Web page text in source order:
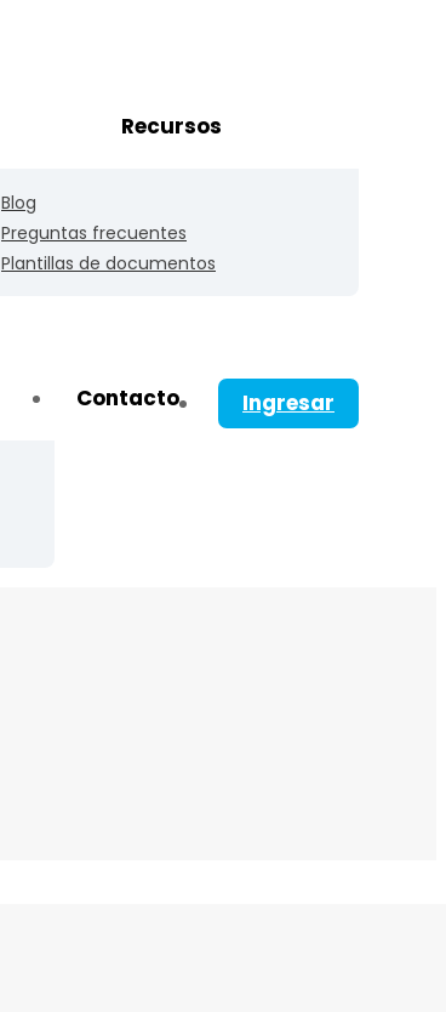
Recursos
Blog
Preguntas frecuentes
Plantillas de documentos
Contacto Ingresar